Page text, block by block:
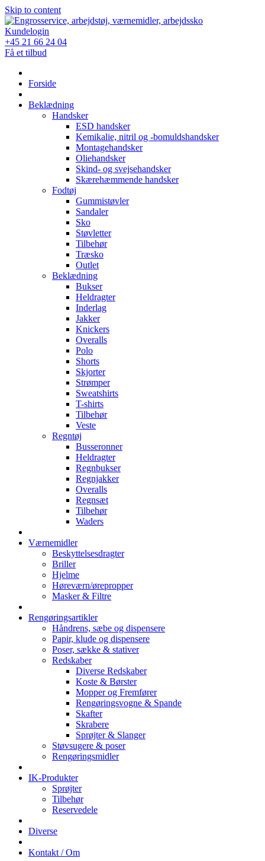
Skip to content
Kundelogin
+45 21 66 24 04
Få et tilbud
Forside
Beklædning
Handsker
ESD handsker
Kemikalie, nitril og -bomuldshandsker
Montagehandsker
Oliehandsker
Skind- og svejsehandsker
Skærehæmmende handsker
Fodtøj
Gummistøvler
Sandaler
Sko
Støvletter
Tilbehør
Træsko
Outlet
Beklædning
Bukser
Heldragter
Inderlag
Jakker
Knickers
Overalls
Polo
Shorts
Skjorter
Strømper
Sweatshirts
T-shirts
Tilbehør
Veste
Regntøj
Busseronner
Heldragter
Regnbukser
Regnjakker
Overalls
Regnsæt
Tilbehør
Waders
Værnemidler
Beskyttelsesdragter
Briller
Hjelme
Høreværn/ørepropper
Masker & Filtre
Rengøringsartikler
Håndrens, sæbe og dispensere
Papir, klude og dispensere
Poser, sække & stativer
Redskaber
Diverse Redskaber
Koste & Børster
Mopper og Fremfører
Rengøringsvogne & Spande
Skafter
Skrabere
Sprøjter & Slanger
Støvsugere & poser
Rengøringsmidler
IK-Produkter
Sprøjter
Tilbehør
Reservedele
Diverse
Kontakt / Om